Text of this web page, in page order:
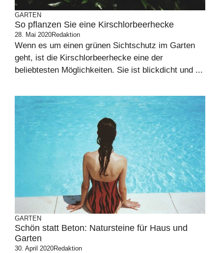
GARTEN
So pflanzen Sie eine Kirschlorbeerhecke
28. Mai 2020Redaktion
Wenn es um einen grünen Sichtschutz im Garten
geht, ist die Kirschlorbeerhecke eine der
beliebtesten Möglichkeiten. Sie ist blickdicht und ...
GARTEN
Schön statt Beton: Natursteine für Haus und
Garten
30. April 2020Redaktion